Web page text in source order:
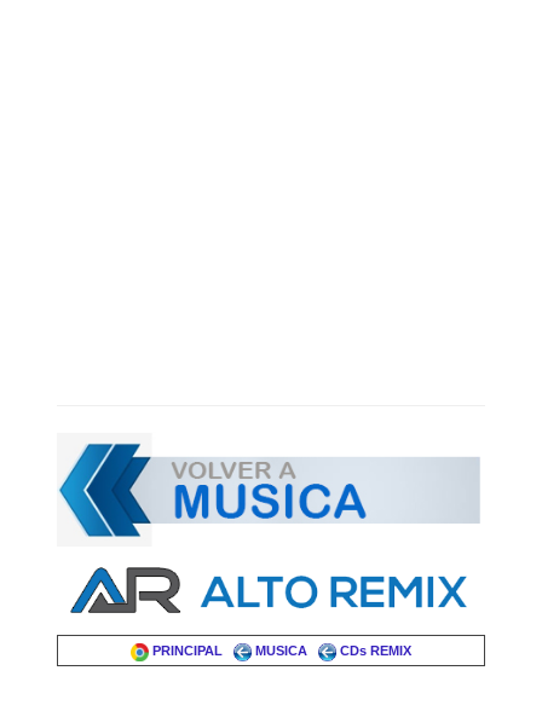
PRINCIPAL MUSICA CDs REMIX